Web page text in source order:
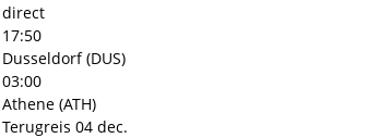
direct
17:50
Dusseldorf (DUS)
03:00
Athene (ATH)
Terugreis 04 dec.